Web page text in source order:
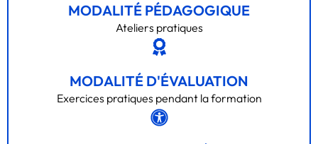
MODALITÉ PÉDAGOGIQUE
Ateliers pratiques
MODALITÉ D'ÉVALUATION
Exercices pratiques pendant la formation